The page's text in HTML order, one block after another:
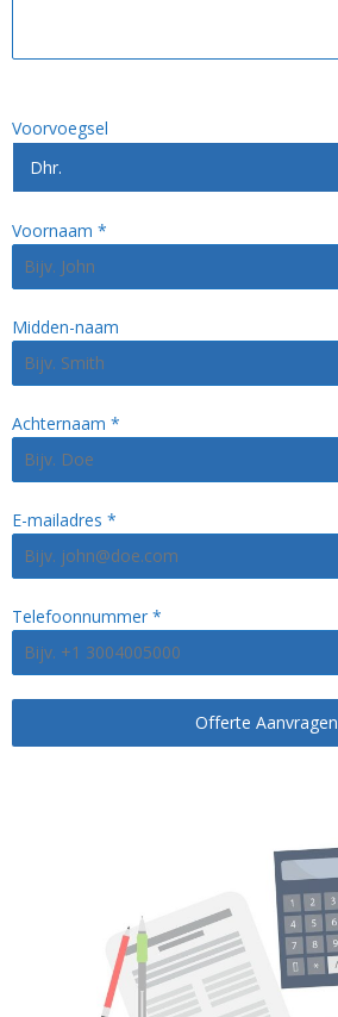
Voorvoegsel
Dhr.
Voornaam *
Midden-naam
Achternaam *
E-mailadres *
Telefoonnummer *
Offerte Aanvragen